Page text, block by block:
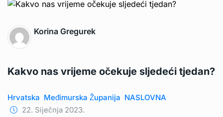
Korina Gregurek
Kakvo nas vrijeme očekuje sljedeći tjedan?
Hrvatska Međimurska Županija NASLOVNA
22. Siječnja 2023.